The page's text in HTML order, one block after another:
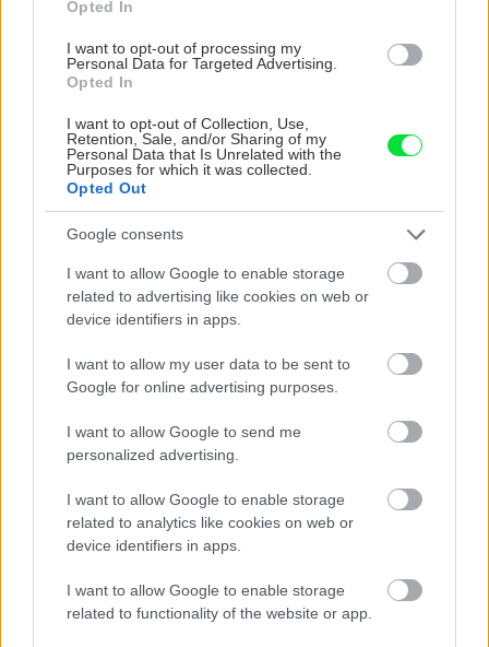
Opted In
I want to opt-out of processing my
Personal Data for Targeted Advertising.
Opted In
I want to opt-out of Collection, Use,
Retention, Sale, and/or Sharing of my
Personal Data that Is Unrelated with the
Purposes for which it was collected.
Opted Out
Google consents
I want to allow Google to enable storage
related to advertising like cookies on web or
device identifiers in apps.
I want to allow my user data to be sent to
Google for online advertising purposes.
I want to allow Google to send me
personalized advertising.
I want to allow Google to enable storage
related to analytics like cookies on web or
device identifiers in apps.
I want to allow Google to enable storage
related to functionality of the website or app.
Vnútorné žalúzie sú v 40-stupňových
horúčavách pasca: Prečo z okna robia radiátor
a ako to vyriešiť za pár eur?
Aktuality
rekonštrukcie starých
šindľových striech!
Seriál Rekonštrukcia
strechy 3. časť: Koľko stojí
nová krytina a jej uloženie